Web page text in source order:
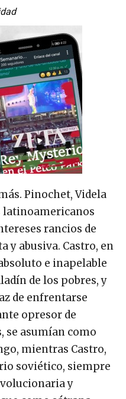
Pinochet, Videla
latinoamericanos
rancios de
y abusiva. Castro, en
e inapelable
de los pobres, y
de enfrentarse
opresor de
se asumían como
mientras Castro,
soviético, siempre
y